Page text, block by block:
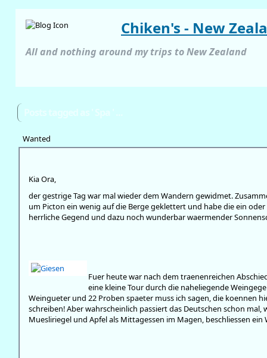
Chiken's - New
All and nothing around my trips to New Zealand
Wanted
Kia Ora,
der gestrige Tag war mal wieder dem Wandern gewidmet.
um Picton ein wenig auf die Berge geklettert und habe die ein
herrliche Gegend und dazu noch wunderbar waermender
Fuer heute war nach dem traenenreichen
eine kleine Tour durch die naheliegende
Weingueter und 22 Proben spaeter muss ich sagen, die koennen
schreiben! Aber wahrscheinlich passiert das Deutschen schon mal,
Muesliriegel und Apfel als Mittagessen im Magen, beschliessen